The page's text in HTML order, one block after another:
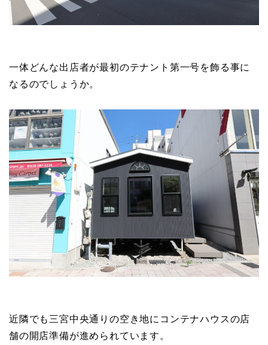
一体どんな出店者が最初のテナント第一号を飾る事に
なるのでしょうか。
近隣でも三宮中央通りの空き地にコンテナハウスの店
舗の開店準備が進められています。